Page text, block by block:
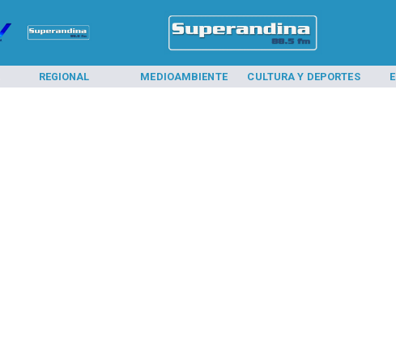
REGIONAL MEDIOAMBIENTE CULTURA Y DEPORTES